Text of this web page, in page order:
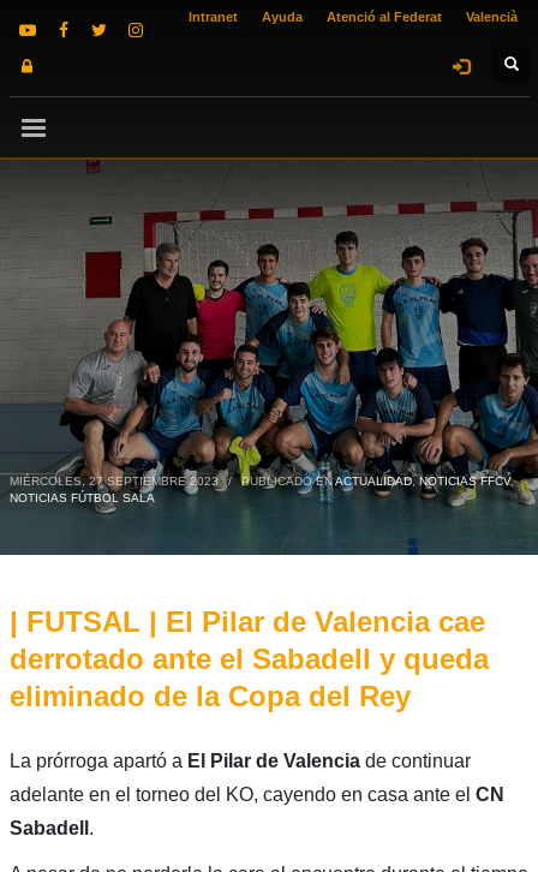
Intranet Ayuda Atenció al Federat Valencià
MIÉRCOLES, 27 SEPTIEMBRE 2023 / PUBLICADO ENACTUALIDAD,NOTICIAS FFCV,
NOTICIAS FÚTBOL SALA
| FUTSAL | El Pilar de Valencia cae
derrotado ante el Sabadell y queda
eliminado de la Copa del Rey
La prórroga apartó a El Pilar de Valenciade continuar
adelante en el torneo del KO, cayendo en casa ante el CN
Sabadell .